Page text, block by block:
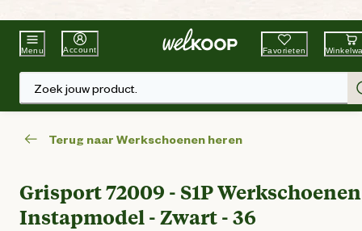
Beste WinkelketenTuin & Dier
Menu Account Favorieten
Zoek jouw product.
Terug naar Werkschoenen heren
Grisport 72009 - S1P
Instapmodel - Zwart - 36